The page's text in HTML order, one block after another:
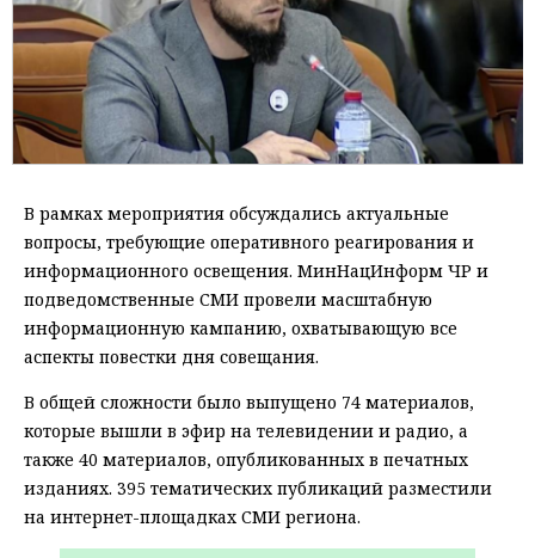
В рамках мероприятия обсуждались актуальные
вопросы, требующие оперативного реагирования и
информационного освещения. МинНацИнформ ЧР и
подведомственные СМИ провели масштабную
информационную кампанию, охватывающую все
аспекты повестки дня совещания.
В общей сложности было выпущено 74 материалов,
которые вышли в эфир на телевидении и радио, а
также 40 материалов, опубликованных в печатных
изданиях. 395 тематических публикаций разместили
на интернет-площадках СМИ региона.